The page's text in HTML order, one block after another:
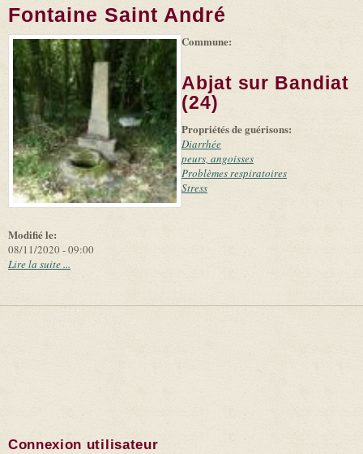
Fontaine Saint André
-
Leaflet (link is
|
Tiles
(link is
external)
©
Microsoft
and
suppliers
Modifié le:
08/11/2020 - 09:00
Commune:
Abjat sur Bandiat
(24)
Propriétés de guérisons:
Diarrhée
peurs, angoisses
Problèmes respiratoires
Stress
Lire la suite ...
Connexion utilisateur